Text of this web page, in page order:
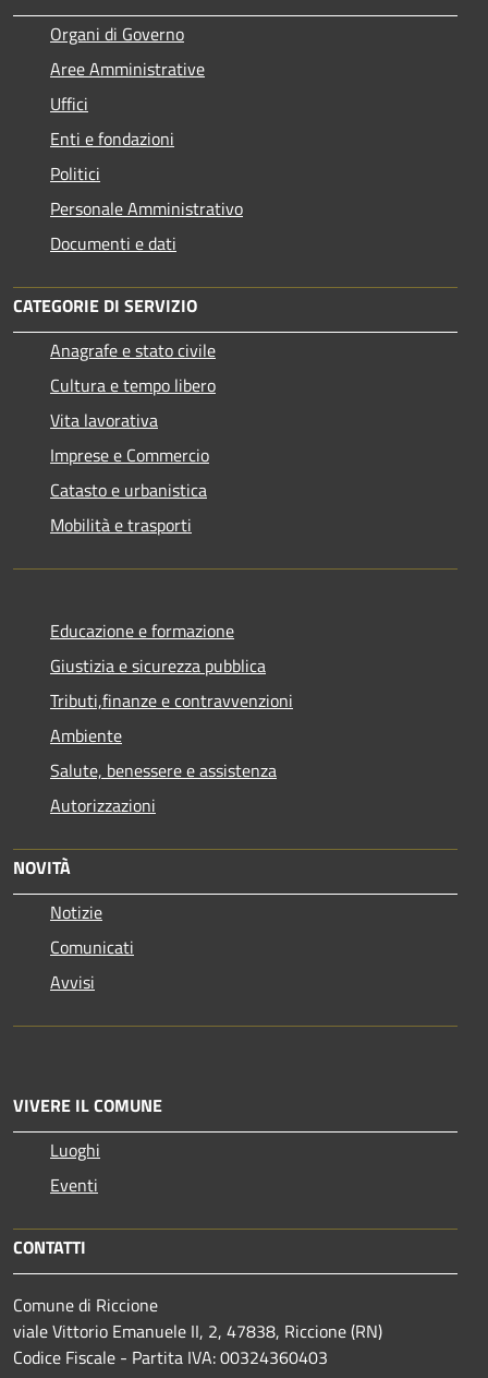
Organi di Governo
Aree Amministrative
Uffici
Enti e fondazioni
Politici
Personale Amministrativo
Documenti e dati
CATEGORIE DI SERVIZIO
Anagrafe e stato civile
Cultura e tempo libero
Vita lavorativa
Imprese e Commercio
Catasto e urbanistica
Mobilità e trasporti
Educazione e formazione
Giustizia e sicurezza pubblica
Tributi,finanze e contravvenzioni
Ambiente
Salute, benessere e assistenza
Autorizzazioni
NOVITÀ
Notizie
Comunicati
Avvisi
VIVERE IL COMUNE
Luoghi
Eventi
CONTATTI
Comune di Riccione
viale Vittorio Emanuele II, 2, 47838, Riccione (RN)
Codice Fiscale - Partita IVA: 00324360403